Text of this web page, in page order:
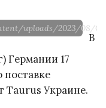
uploads/2023/08/
В
Германии 17
Taurus Украине.